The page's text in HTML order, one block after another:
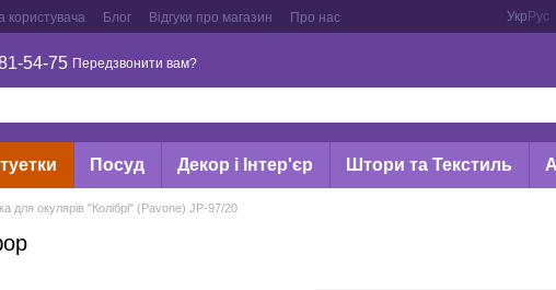
користувача Блог Відгуки про магазин Про нас Укр Рус
54-75 Передзвонити вам?
Посуд Декор і Інтер'єр Штори та Текстиль
для окулярів "Колібрі" (Pavone) JP-97/20